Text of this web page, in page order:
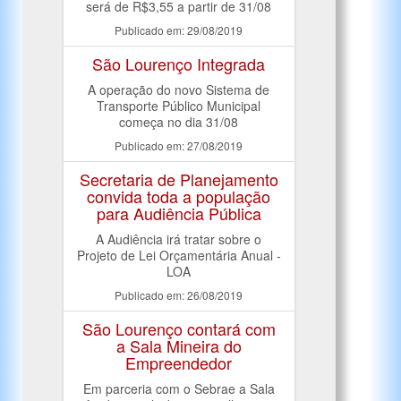
será de R$3,55 a partir de 31/08
Publicado em: 29/08/2019
São Lourenço Integrada
A operação do novo Sistema de
Transporte Público Municipal
começa no dia 31/08
Publicado em: 27/08/2019
Secretaria de Planejamento
convida toda a população
para Audiência Pública
A Audiência irá tratar sobre o
Projeto de Lei Orçamentária Anual -
LOA
Publicado em: 26/08/2019
São Lourenço contará com
a Sala Mineira do
Empreendedor
Em parceria com o Sebrae a Sala